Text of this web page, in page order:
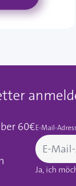
60€E-Mail-
Ja, ich